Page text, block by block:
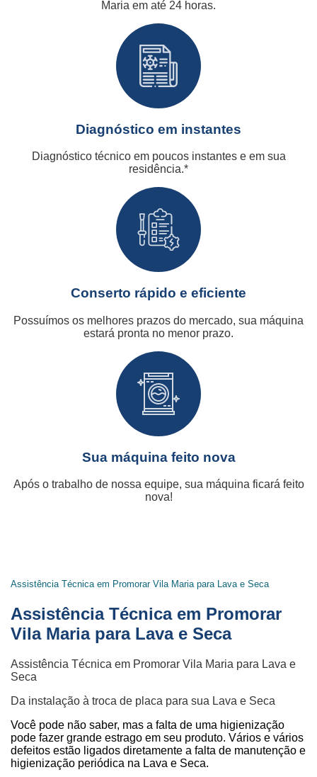
Maria em até 24 horas.
Diagnóstico em instantes
Diagnóstico técnico em poucos instantes e em sua
residência.*
Conserto rápido e eficiente
Possuímos os melhores prazos do mercado, sua máquina
estará pronta no menor prazo.
Sua máquina feito nova
Após o trabalho de nossa equipe, sua máquina ficará feito
nova!
Assistência Técnica em Promorar Vila Maria para Lava e Seca
Assistência Técnica em Promorar
Vila Maria para Lava e Seca
Assistência Técnica em Promorar Vila Maria para Lava e
Seca
Da instalação à troca de placa para sua Lava e Seca
Você pode não saber, mas a falta de uma higienização
pode fazer grande estrago em seu produto. Vários e vários
defeitos estão ligados diretamente a falta de manutenção e
higienização periódica na Lava e Seca.